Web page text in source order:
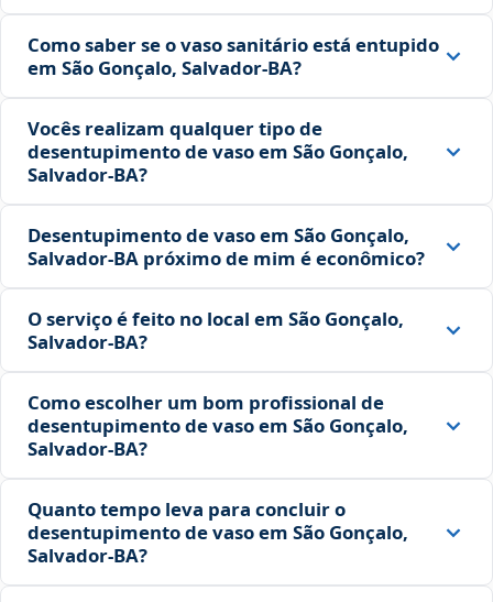
Como saber se o vaso sanitário está entupido
em São Gonçalo, Salvador‑BA?
Vocês realizam qualquer tipo de
desentupimento de vaso em São Gonçalo,
Salvador‑BA?
Desentupimento de vaso em São Gonçalo,
Salvador‑BA próximo de mim é econômico?
O serviço é feito no local em São Gonçalo,
Salvador‑BA?
Como escolher um bom profissional de
desentupimento de vaso em São Gonçalo,
Salvador‑BA?
Quanto tempo leva para concluir o
desentupimento de vaso em São Gonçalo,
Salvador‑BA?